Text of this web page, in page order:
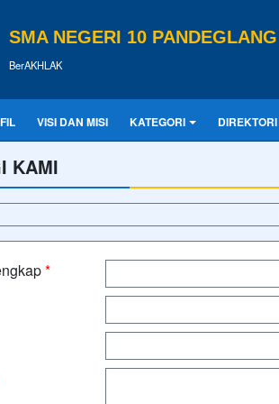
SMA NEGERI 10 PANDEGLANG
BerAKHLAK
VISI DAN MISI KATEGORI DIREKTORI
KAMI
*